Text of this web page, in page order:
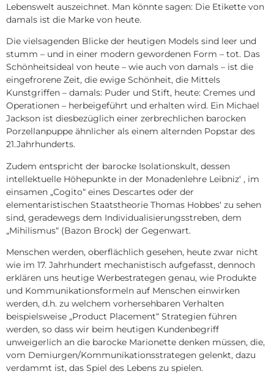
Lebenswelt auszeichnet. Man könnte sagen: Die Etikette von
damals ist die Marke von heute.
Die vielsagenden Blicke der heutigen Models sind leer und
stumm – und in einer modern gewordenen Form – tot. Das
Schönheitsideal von heute – wie auch von damals – ist die
eingefrorene Zeit, die ewige Schönheit, die Mittels
Kunstgriffen – damals: Puder und Stift, heute: Cremes und
Operationen – herbeigeführt und erhalten wird. Ein Michael
Jackson ist diesbezüglich einer zerbrechlichen barocken
Porzellanpuppe ähnlicher als einem alternden Popstar des
21.Jahrhunderts.
Zudem entspricht der barocke Isolationskult, dessen
intellektuelle Höhepunkte in der Monadenlehre Leibniz‘ , im
einsamen „Cogito“ eines Descartes oder der
elementaristischen Staatstheorie Thomas Hobbes‘ zu sehen
sind, geradewegs dem Individualisierungsstreben, dem
„Mihilismus“ (Bazon Brock) der Gegenwart.
Menschen werden, oberflächlich gesehen, heute zwar nicht
wie im 17. Jahrhundert mechanistisch aufgefasst, dennoch
erklären uns heutige Werbestrategen genau, wie Produkte
und Kommunikationsformeln auf Menschen einwirken
werden, d.h. zu welchem vorhersehbaren Verhalten
beispielsweise „Product Placement“ Strategien führen
werden, so dass wir beim heutigen Kundenbegriff
unweigerlich an die barocke Marionette denken müssen, die,
vom Demiurgen/Kommunikationsstrategen gelenkt, dazu
verdammt ist, das Spiel des Lebens zu spielen.